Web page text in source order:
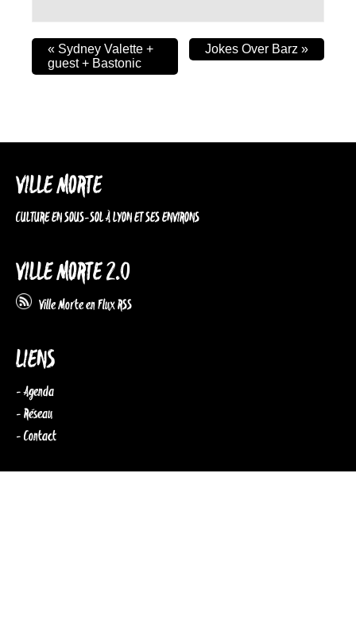
« Sydney Valette +
guest + Bastonic
Jokes Over Barz »
VILLE MORTE
CULTURE EN SOUS-SOL À LYON ET SES ENVIRONS
VILLE MORTE 2.0
Ville Morte en Flux RSS
LIENS
- Agenda
- Réseau
- Contact